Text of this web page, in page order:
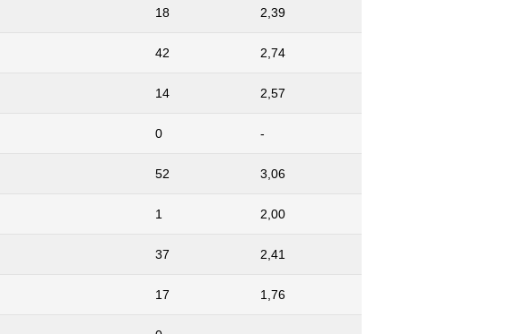
18 2,39
42 2,74
14 2,57
0 -
52 3,06
1 2,00
37 2,41
17 1,76